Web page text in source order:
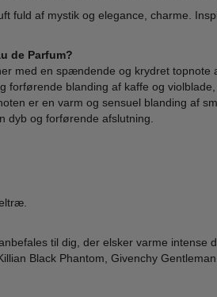
fuld af mystik og elegance, charme.
de Parfum?
med en spændende og krydret topnote
forførende blanding af kaffe og
er en varm og sensuel blanding af
dyb og forførende afslutning.
til dig, der elsker varme intense
Black Phantom, Givenchy
-70%
LÆG I KURV
-65%
LÆG I KURV